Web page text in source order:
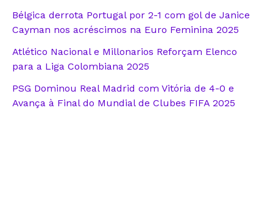
Bélgica derrota Portugal por 2-1 com gol de Janice
Cayman nos acréscimos na Euro Feminina 2025
Atlético Nacional e Millonarios Reforçam Elenco
para a Liga Colombiana 2025
PSG Dominou Real Madrid com Vitória de 4-0 e
Avança à Final do Mundial de Clubes FIFA 2025